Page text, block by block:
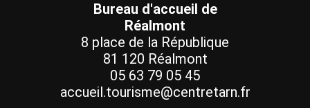
Bureau d'accueil de
Réalmont
8 place de la République
81 120 Réalmont
05 63 79 05 45
accueil.tourisme@centretarn.fr